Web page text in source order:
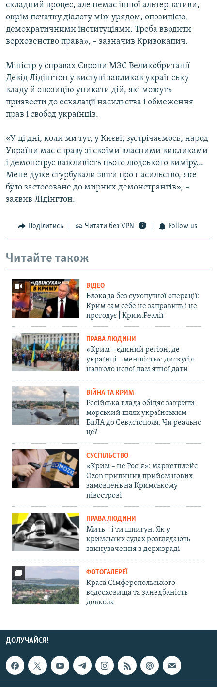
складний процес, але немає іншої альтернативи,
окрім початку діалогу між урядом, опозицією,
демократичними інституціями. Треба вводити
верховенство права», – зазначив Кривокапич.
Міністр у справах Європи МЗС Великобританії
Девід Лідінгтон у виступі закликав українську
владу й опозицію уникати дій, які можуть
призвести до ескалації насильства і обмеження
прав і свобод українців.
«У ці дні, коли ми тут, у Києві, зустрічаємось, народ
України має справу зі своїми власними викликами
і демонструє важливість цього людського виміру...
Мене дуже стурбували звіти про насильство, яке
було застосоване до мирних демонстрантів», –
заявив Лідінгтон.
Поділитись Читати без VPN Follow us
Читайте також
ВІДЕО
Блокада без сухопутної операції:
Крим сам себе не заправить і не
прогодує | Крим.Реалії
ПРАВА ЛЮДИНИ
«Крим – єдиний регіон, де
українці – меншість»: дискусія
навколо нової пам'ятної дати
ВІЙНА ТА КРИМ
Російська влада обіцяє закрити
морський шлях українським
БпЛА до Севастополя. Чи реально
це?
СУСПІЛЬСТВО
«Крим – не Росія»: маркетплейс
Ozon припинив прийом нових
замовлень на Кримському
півострові
ПРАВА ЛЮДИНИ
Мить – і ти шпигун. Як у
кримських судах розглядають
звинувачення в держзраді
ФОТОГАЛЕРЕЇ
Краса Сімферопольського
водосховища та занедбаність
довкола
ДОЛУЧАЙСЯ!